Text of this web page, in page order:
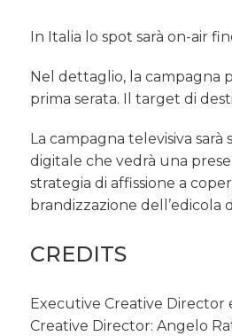
In Italia lo spot sarà on-air
Nel dettaglio, la campagna
prima serata. Il target di
La campagna televisiva
digitale che vedrà una
strategia di affissione a
brandizzazione dell’edicola
CREDITS
Executive Creative Director
Creative Director: Angelo